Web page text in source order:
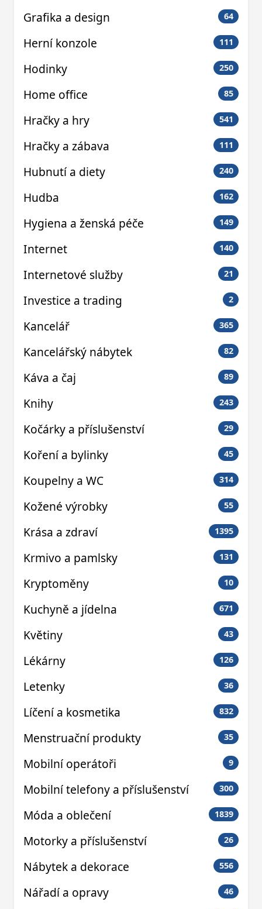
Grafika a design 64
Herní konzole 111
Hodinky 250
Home office 85
Hračky a hry 541
Hračky a zábava 111
Hubnutí a diety 240
Hudba 162
Hygiena a ženská péče 149
Internet 140
Internetové služby 21
Investice a trading 2
Kancelář 365
Kancelářský nábytek 82
Káva a čaj 89
Knihy 243
Kočárky a příslušenství 29
Koření a bylinky 45
Koupelny a WC 314
Kožené výrobky 55
Krása a zdraví 1395
Krmivo a pamlsky 131
Kryptoměny 10
Kuchyně a jídelna 671
Květiny 43
Lékárny 126
Letenky 36
Líčení a kosmetika 832
Menstruační produkty 35
Mobilní operátoři 9
Mobilní telefony a příslušenství 300
Móda a oblečení 1839
Motorky a příslušenství 26
Nábytek a dekorace 556
Nářadí a opravy 46